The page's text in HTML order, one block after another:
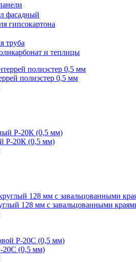
фасадный
гипсокартона
труба
и теплицы
полиэстер 0,5 мм
Р-20К (0,5 мм)
128 мм с завальцованными
20С (0,5 мм)